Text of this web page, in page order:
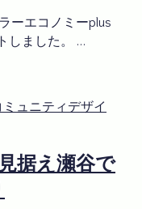
ーエコノミーplus
しました。 …
ュニティデザイ
据え瀬谷で